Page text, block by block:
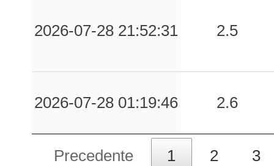
2026-07-28 21:52:31 2.5
2026-07-28 01:19:46 2.6
Precedente 1 2 3